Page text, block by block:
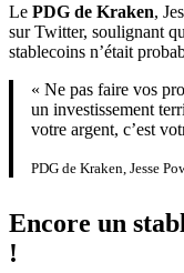
Le PDG de Kraken,
sur Twitter, soulignant
stablecoins n’était
« Ne pas faire vos
un investissement
votre argent, c’est
PDG de Kraken, Jesse
Encore un
!